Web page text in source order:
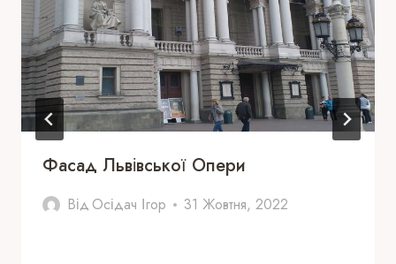
Фасад Львівської Опери
Від Осідач Ігор 31 Жовтня, 2022